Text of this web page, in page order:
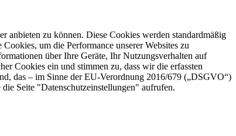
anbieten zu können. Diese Cookies werden standardmäßig
um die Performance unserer Websites zu
über Ihre Geräte, Ihr Nutzungsverhalten auf
Cookies ein und stimmen zu, dass wir die erfassten
das – im Sinne der EU-Verordnung 2016/679 („DSGVO“)
Seite "Datenschutzeinstellungen" aufrufen.